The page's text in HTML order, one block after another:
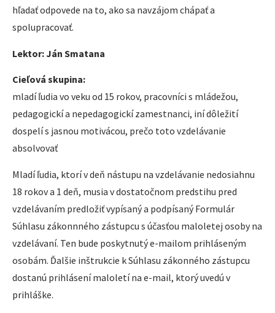
hľadať odpovede na to, ako sa navzájom chápať a
spolupracovať.
Lektor: Ján Smatana
Cieľová skupina:
mladí ľudia vo veku od 15 rokov, pracovníci s mládežou,
pedagogickí a nepedagogickí zamestnanci, iní dôležití
dospelí s jasnou motivácou, prečo toto vzdelávanie
absolvovať
Mladí ľudia, ktorí v deň nástupu na vzdelávanie nedosiahnu
18 rokov a 1 deň, musia v dostatočnom predstihu pred
vzdelávaním predložiť vypísaný a podpísaný Formulár
Súhlasu zákonnného zástupcu s účasťou maloletej osoby na
vzdelávaní. Ten bude poskytnutý e-mailom prihláseným
osobám. Ďalšie inštrukcie k Súhlasu zákonného zástupcu
dostanú prihlásení maloletí na e-mail, ktorý uvedú v
prihláške.